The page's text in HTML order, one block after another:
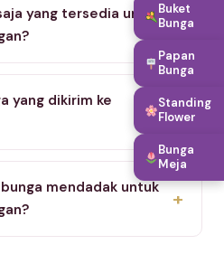
yang tersedia untuk
+
yang dikirim ke
+
mendadak untuk
+
Buket
Bunga
Papan
Bunga
Standing
Flower
Bunga
Meja